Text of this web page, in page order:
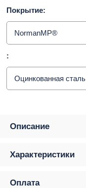
Покрытие:
NormanMP®
:
Оцинкованная сталь
Описание
Характеристики
Оплата